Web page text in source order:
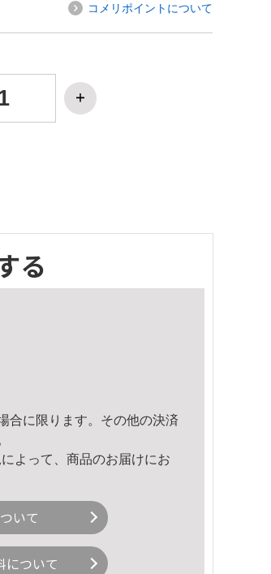
コメリポイントについて
る
合に限ります。その他の決済
よって、商品のお届けにお
いて
について